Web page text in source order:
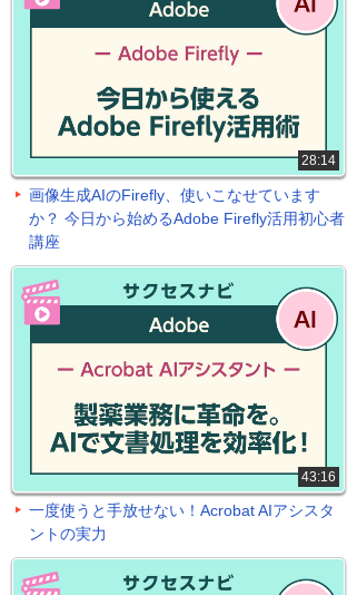
28:14
画像生成AIのFirefly、使いこなせています
か？ 今日から始めるAdobe Firefly活用初心者
講座
43:16
一度使うと手放せない！Acrobat AIアシスタ
ントの実力